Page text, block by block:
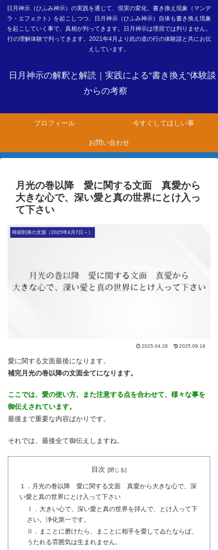
日月神示（ひふみ神示）の実践を通じて、現実の変化、書き換え現象（マンデ
ラ・エフェクト）を起こしつつ、日月神示（ひふみ神示）自体も書き換え現象
を起こしていく事で、真相が判ってきます。日月神示は理屈では判りません。
行の理解体験で判ってきます。2021年4月より此の道の行の体験談と共にお伝
えしています。
日月神示の解釈と解読｜実践による“書き換え”体験談
からの考察
プロフィール 今すぐしてほしい事
お問い合わせ
月光の巻以降 愛に関する文面 真愛から
大きな心で、深い愛と真の世界にとけ入っ
て下さい
時節到来の文面（2025年4月7日～）
2025.04.28 2025.09.19
愛に関する文面最後になります。
補完月光の巻以降の文面全てになります。
ここでは、愛の使い方、また注意する点を合わせて、様々な事を
御伝えされています。
最後まで重要な内容ばかりです。
それでは、最後全て御伝えしますね。
目次
１．月光の巻以降 愛に関する文面 真愛から大きな心で、深
い愛と真の世界にとけ入って下さい
Ⅰ．大きい心で、深い愛と真の世界を拝んで、とけ入って下
さい。浄化第一です。
Ⅱ．まことに磨けたら、まことに相手を愛してゐたならば、
うたれる雰囲気は生まれません。